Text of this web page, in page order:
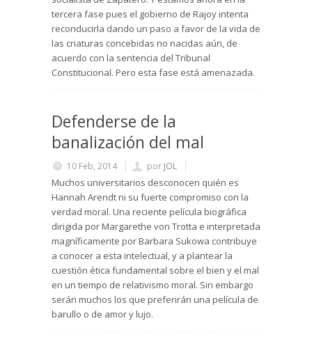
tercera fase pues el gobierno de Rajoy intenta
reconducirla dando un paso a favor de la vida de
las criaturas concebidas no nacidas aún, de
acuerdo con la sentencia del Tribunal
Constitucional. Pero esta fase está amenazada.
Defenderse de la
banalización del mal
10 Feb, 2014 por JOL
Muchos universitarios desconocen quién es
Hannah Arendt ni su fuerte compromiso con la
verdad moral. Una reciente película biográfica
dirigida por Margarethe von Trotta e interpretada
magníficamente por Barbara Sukowa contribuye
a conocer a esta intelectual, y a plantear la
cuestión ética fundamental sobre el bien y el mal
en un tiempo de relativismo moral. Sin embargo
serán muchos los que preferirán una película de
barullo o de amor y lujo.